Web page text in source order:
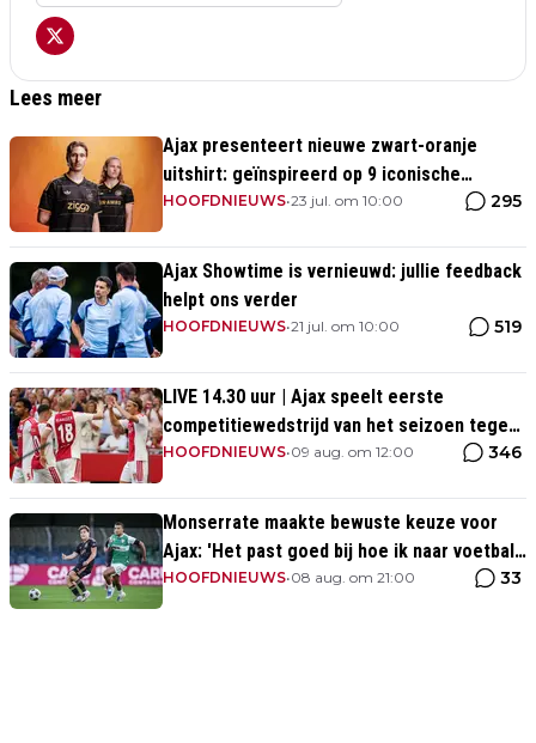
Lees meer
Ajax presenteert nieuwe zwart-oranje
uitshirt: geïnspireerd op 9 iconische
momenten uit clubhistorie
HOOFDNIEUWS•23 jul. om 10:00 295
Ajax Showtime is vernieuwd: jullie feedback
helpt ons verder
HOOFDNIEUWS•21 jul. om 10:00 519
LIVE 14.30 uur | Ajax speelt eerste
competitiewedstrijd van het seizoen tegen
PEC Zwolle
HOOFDNIEUWS•09 aug. om 12:00 346
Monserrate maakte bewuste keuze voor
Ajax: 'Het past goed bij hoe ik naar voetbal
kijk’
HOOFDNIEUWS•08 aug. om 21:00 33